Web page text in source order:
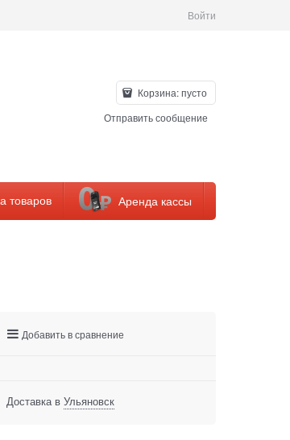
Войти
Корзина:пусто
Отправить сообщение
товаров Аренда кассы
Добавить в сравнение
Доставка в Ульяновск